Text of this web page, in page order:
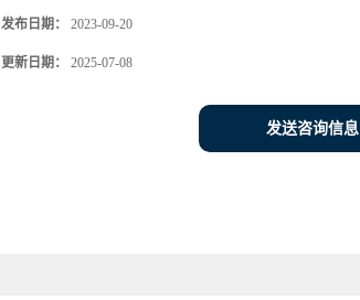
发布日期： 2023-09-20
更新日期： 2025-07-08
发送咨询信息